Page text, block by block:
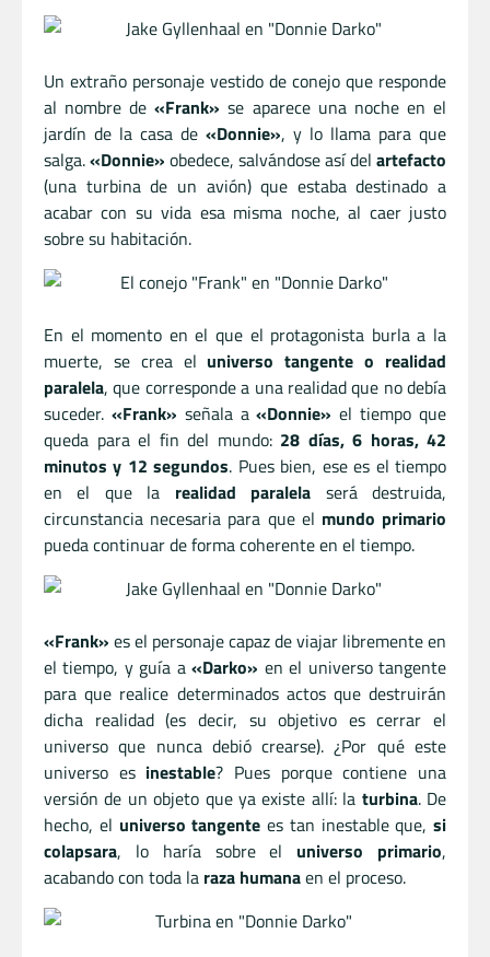
Un extraño personaje vestido de conejo que responde
al nombre de«Frank» se aparece una noche en el
jardín de la casa de «Donnie», y lo llama para que
salga.«Donnie» obedece, salvándose así del artefacto
(una turbina de un avión) que estaba destinado a
acabar con su vida esa misma noche, al caer justo
sobre su habitación.
En el momento en el que el protagonista burla a la
muerte, se crea el universo tangente o realidad
paralela, que corresponde a una realidad que no debía
suceder. «Frank» señala a«Donnie» el tiempo que
queda para el fin del mundo: 28 días, 6 horas, 42
minutos y 12 segundos. Pues bien, ese es el tiempo
en el que la realidad paralela será destruida,
circunstancia necesaria para que el mundo primario
pueda continuar de forma coherente en el tiempo.
«Frank» es el personaje capaz de viajar libremente en
el tiempo, y guía a«Darko» en el universo tangente
para que realice determinados actos que destruirán
dicha realidad (es decir, su objetivo es cerrar el
universo que nunca debió crearse). ¿Por qué este
universo es inestable? Pues porque contiene una
versión de un objeto que ya existe allí: la turbina. De
hecho, el universo tangente es tan inestable que, si
colapsara, lo haría sobre el universo primario,
acabando con toda la raza humanaen el proceso.